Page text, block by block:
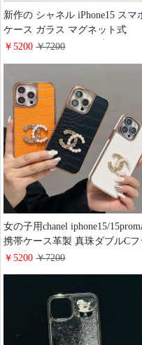
新作の シャネル iPhone15 スマ
ケース ガラス マグネット式
MagSafeケース chanel 大人気
電器 激安通販
￥5200￥7200
女の子用chanel iphone15/
携帯ケース革製 真珠ダブルCフ
グ ブランドシャネルアイホン
iphone13保護ケース電気メッキ
り傷防止 変色しにくい
￥5200￥7200